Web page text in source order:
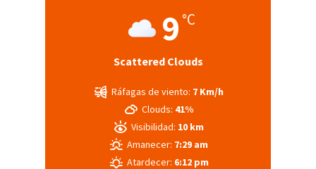
9 °C
Scattered Clouds
Ráfagas de viento: 7 Km/h
Clouds: 41%
Visibilidad: 10 km
Amanecer: 7:29 am
Atardecer: 6:12 pm